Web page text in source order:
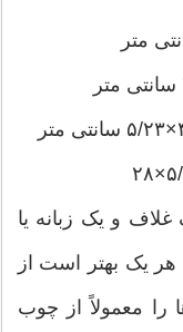
و یک زبانه یا
یک بهتر است از
را معمولاً از چوب